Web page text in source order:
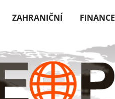
ZAHRANIČNÍ FINANCE